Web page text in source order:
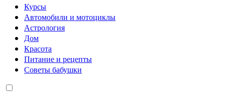
Курсы
Автомобили и мотоциклы
Астрология
Дом
Красота
Питание и рецепты
Советы бабушки